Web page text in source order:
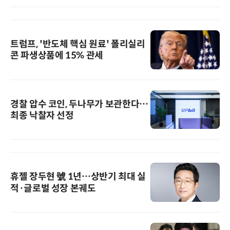
트럼프, '반도체 핵심 원료' 폴리실리
콘 파생상품에 15% 관세
경찰 압수 코인, 두나무가 보관한다…
최종 낙찰자 선정
휴젤 장두현 號 1년…상반기 최대 실
적·글로벌 성장 본궤도